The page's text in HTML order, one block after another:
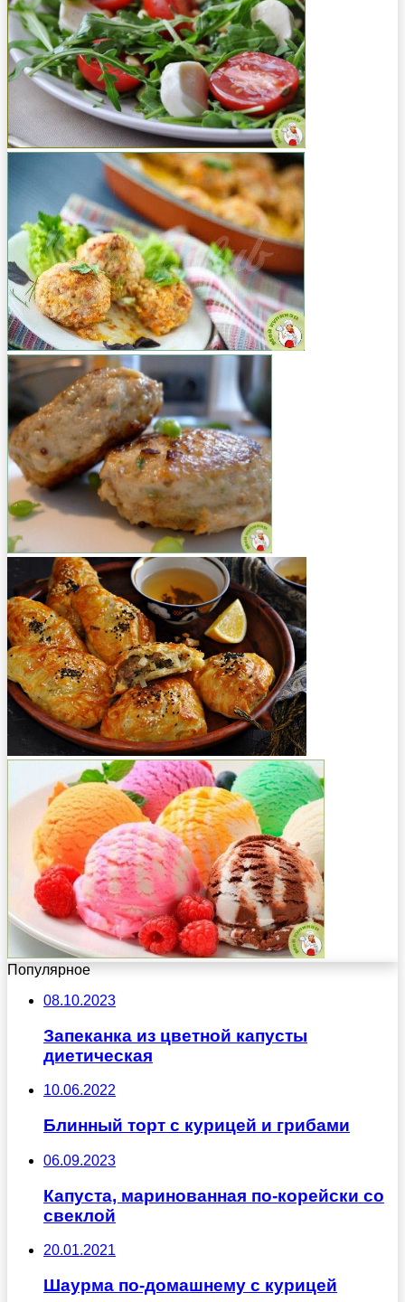
Популярное
08.10.2023
Запеканка из цветной капусты
диетическая
10.06.2022
Блинный торт с курицей и грибами
06.09.2023
Капуста, маринованная по-корейски со
свеклой
20.01.2021
Шаурма по-домашнему с курицей